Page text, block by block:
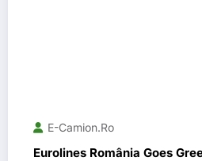
E-Camion.ro
Eurolines România Goes